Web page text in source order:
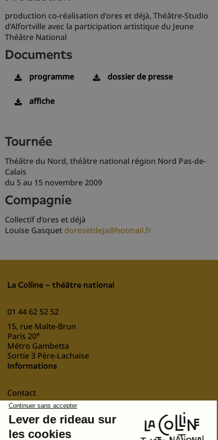
production co-réalisation d’ores et déjà, Théâtre-Studio
d’Alfortville avec la participation artistique du Jeune
Théâtre National
documents
programme dossier de presse
affiche
tournée
Théâtre du Nord, théâtre national région Nord Pas-de-
Calais
du 5 au 15 novembre 2009
compagnie
Collectif d’ores et déjà
Louise Gasquet doresetdeja@hotmail.fr
La Colline – théâtre national
01 44 62 52 52
15, rue Malte-Brun
Paris 20e
Métro Gambetta
Sortie 3 Père-Lachaise
Informations
Contact
Mentions légales
nous soutenir
Suivez-nous